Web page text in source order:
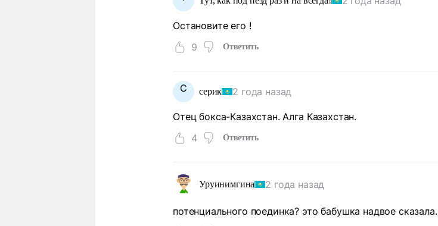
Остановите его !
9
Ответить
С серик 2 года назад
Отец бокса-Казахстан. Алга Казахстан.
4
Ответить
Уруинимгина 2 года назад
потенциального поединка? это бабушка надвое сказала.